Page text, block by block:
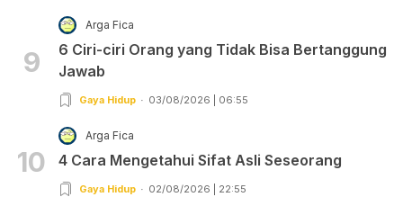
9
Arga Fica
6 Ciri-ciri Orang yang Tidak Bisa Bertanggung
Jawab
Gaya Hidup 03/08/2026 | 06:55
10
Arga Fica
4 Cara Mengetahui Sifat Asli Seseorang
Gaya Hidup 02/08/2026 | 22:55